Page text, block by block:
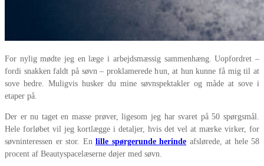
For nylig mødte jeg en læge i arbejdsmæssig sammenhæng. Uopfordret –
fordi snakken faldt på søvn – proklamerede hun, at hun kunne få mig til at
sove bedre. Muligvis husker du mine søvnspektakler og måde at sove i
etaper på.
Der er nu taget en masse prøver, ligesom jeg har svaret på 50 spørgsmål.
Hele forløbet vil jeg kortlægge i detaljer, hvis det vel at mærke virker, for
søvninteressen er stor. En lille spørgerunde herinde afslørede, at hele 58
procent af Beautyspacelæserne døjer med søvn.